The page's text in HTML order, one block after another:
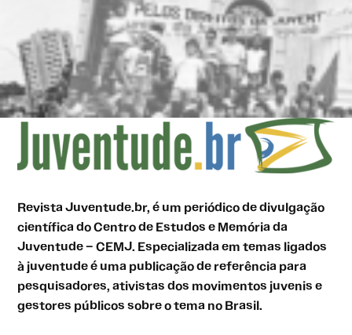
Revista Juventude.br, é um periódico de divulgação
científica do Centro de Estudos e Memória da
Juventude – CEMJ. Especializada em temas ligados
à juventude é uma publicação de referência para
pesquisadores, ativistas dos movimentos juvenis e
gestores públicos sobre o tema no Brasil.